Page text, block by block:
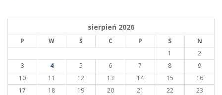
sierpień 2026
P W Ś C P S
N
1
2
3
4 5 6 7 8
9
10
11 12 13 14 15
16
17
18 19 20 21 22
23